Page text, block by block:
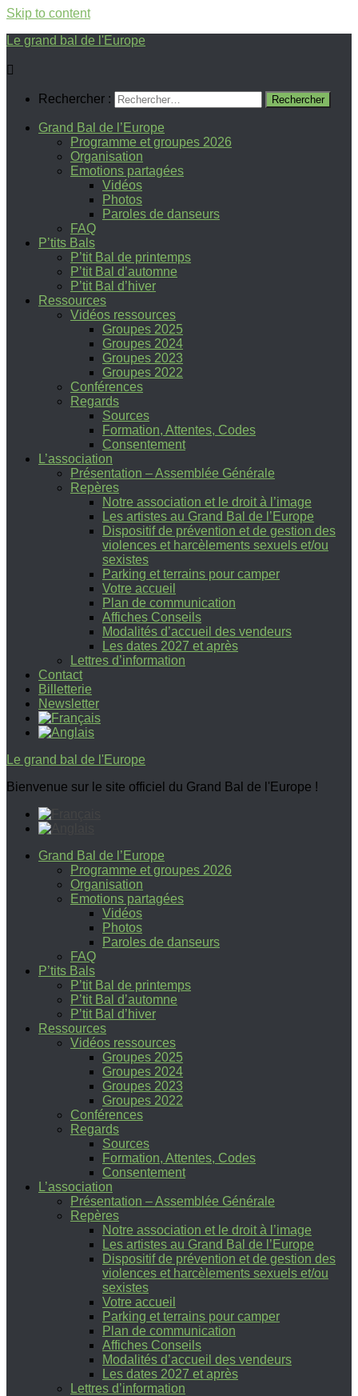
Skip to content
Le grand bal de l'Europe
Rechercher :
Grand Bal de l’Europe
Programme et groupes 2026
Organisation
Emotions partagées
Vidéos
Photos
Paroles de danseurs
FAQ
P’tits Bals
P’tit Bal de printemps
P’tit Bal d’automne
P’tit Bal d’hiver
Ressources
Vidéos ressources
Groupes 2025
Groupes 2024
Groupes 2023
Groupes 2022
Conférences
Regards
Sources
Formation, Attentes, Codes
Consentement
L’association
Présentation – Assemblée Générale
Repères
Notre association et le droit à l’image
Les artistes au Grand Bal de l’Europe
Dispositif de prévention et de gestion des
violences et harcèlements sexuels et/ou
sexistes
Parking et terrains pour camper
Votre accueil
Plan de communication
Affiches Conseils
Modalités d’accueil des vendeurs
Les dates 2027 et après
Lettres d’information
Contact
Billetterie
Newsletter
Le grand bal de l'Europe
Bienvenue sur le site officiel du Grand Bal de l'Europe !
Grand Bal de l’Europe
Programme et groupes 2026
Organisation
Emotions partagées
Vidéos
Photos
Paroles de danseurs
FAQ
P’tits Bals
P’tit Bal de printemps
P’tit Bal d’automne
P’tit Bal d’hiver
Ressources
Vidéos ressources
Groupes 2025
Groupes 2024
Groupes 2023
Groupes 2022
Conférences
Regards
Sources
Formation, Attentes, Codes
Consentement
L’association
Présentation – Assemblée Générale
Repères
Notre association et le droit à l’image
Les artistes au Grand Bal de l’Europe
Dispositif de prévention et de gestion des
violences et harcèlements sexuels et/ou
sexistes
Votre accueil
Parking et terrains pour camper
Plan de communication
Affiches Conseils
Modalités d’accueil des vendeurs
Les dates 2027 et après
Lettres d’information